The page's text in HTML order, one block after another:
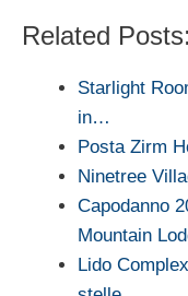
Related Posts:
Starlight
in…
Posta Zirm
Ninetree
Capodanno
Mountain
Lido